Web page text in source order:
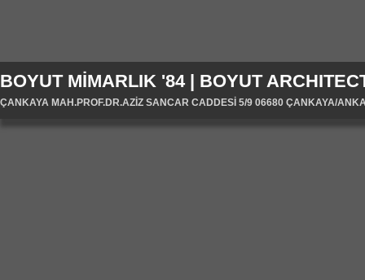
BOYUT MİMARLIK '84 | BOYUT
ÇANKAYA MAH.PROF.DR.AZİZ SANCAR CADDESİ 5/9 06680 ÇANKAYA/